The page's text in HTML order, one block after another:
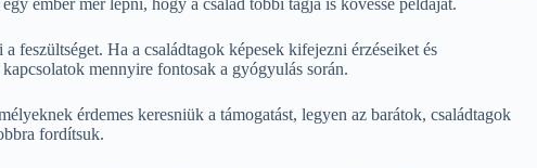
feszültséget. Ha a családtagok képesek kifejezni érzéseiket és
mennyire fontosak a gyógyulás során.
érdemes keresniük a támogatást, legyen az barátok, családtagok
fordítsuk.